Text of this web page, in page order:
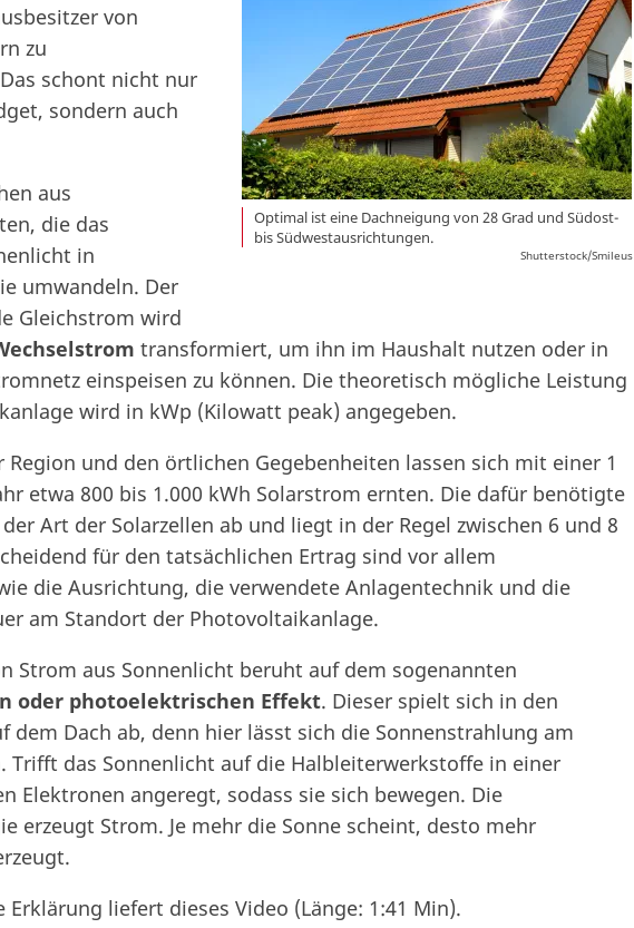
Optimal ist eine Dachneigung von 28 Grad und Südost-
bis Südwestausrichtungen.
Shutterstock/Smileus
von
zu
schont nicht nur
sondern auch
aus
die das
in
umwandeln. Der
Gleichstrom wird
transformiert, um ihn im Haushalt nutzen oder in
einspeisen zu können. Die theoretisch mögliche Leistung
wird in kWp (Kilowatt peak) angegeben.
Region und den örtlichen Gegebenheiten lassen sich mit einer 1
etwa 800 bis 1.000 kWh Solarstrom ernten. Die dafür benötigte
Art der Solarzellen ab und liegt in der Regel zwischen 6 und 8
für den tatsächlichen Ertrag sind vor allem
die Ausrichtung, die verwendete Anlagentechnik und die
am Standort der Photovoltaikanlage.
Strom aus Sonnenlicht beruht auf dem sogenannten
oder photoelektrischen Effekt. Dieser spielt sich in den
dem Dach ab, denn hier lässt sich die Sonnenstrahlung am
Trifft das Sonnenlicht auf die Halbleiterwerkstoffe in einer
Elektronen angeregt, sodass sie sich bewegen. Die
erzeugt Strom. Je mehr die Sonne scheint, desto mehr
Erklärung liefert dieses Video (Länge: 1:41 Min).